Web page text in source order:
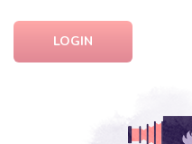
LOGIN